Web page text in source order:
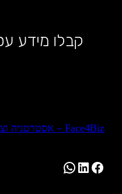
קבלו מידע
Face4Biz – אסטרטגיה וצמיחה דיגיטלית | עמרי רווח
Facebook
LinkedIn
WhatsApp